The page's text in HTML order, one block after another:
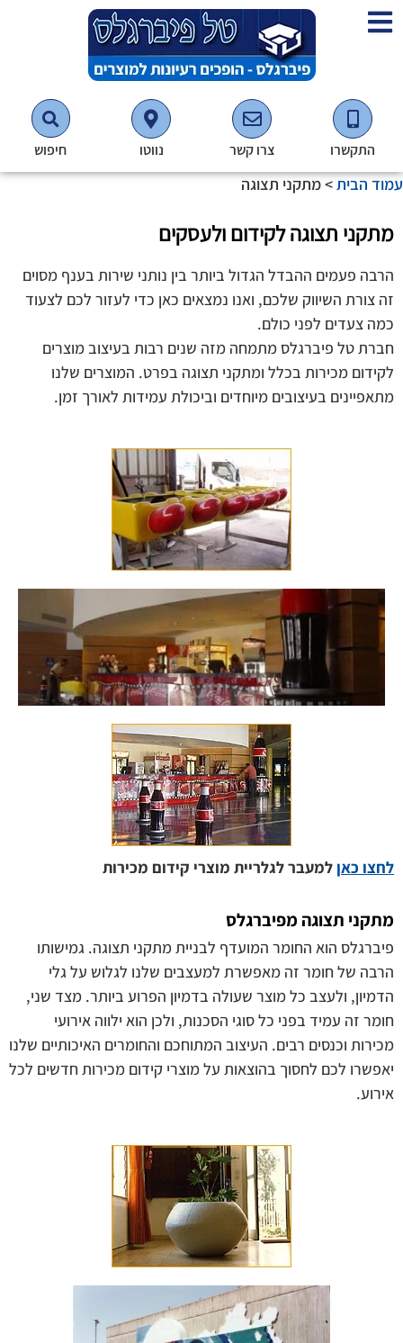
התקשרו צרו קשר נווטו חיפוש
עמוד הבית>מתקני תצוגה
מתקני תצוגה לקידום ולעסקים
הרבה פעמים ההבדל הגדול ביותר בין נותני שירות בענף מסוים
זה צורת השיווק שלכם, ואנו נמצאים כאן כדי לעזור לכם לצעוד
כמה צעדים לפני כולם.
חברת טל פיברגלס מתמחה מזה שנים רבות בעיצוב מוצרים
לקידום מכירות בכלל ומתקני תצוגה בפרט. המוצרים שלנו
מתאפיינים בעיצובים מיוחדים וביכולת עמידות לאורך זמן.
לחצו כאן למעבר לגלריית מוצרי קידום מכירות
מתקני תצוגה מפיברגלס
פיברגלס הוא החומר המועדף לבניית מתקני תצוגה. גמישותו
הרבה של חומר זה מאפשרת למעצבים שלנו לגלוש על גלי
הדמיון, ולעצב כל מוצר שעולה בדמיון הפרוע ביותר. מצד שני,
חומר זה עמיד בפני כל סוגי הסכנות, ולכן הוא ילווה אירועי
מכירות וכנסים רבים. העיצוב המתוחכם והחומרים האיכותיים שלנו
יאפשרו לכם לחסוך בהוצאות על מוצרי קידום מכירות חדשים לכל
אירוע.